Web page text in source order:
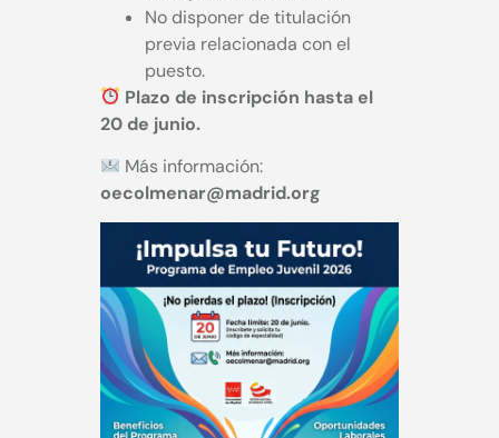
No disponer de titulación
previa relacionada con el
puesto.
Plazo de inscripción hasta el
20 de junio.
Más información:
oecolmenar@madrid.org